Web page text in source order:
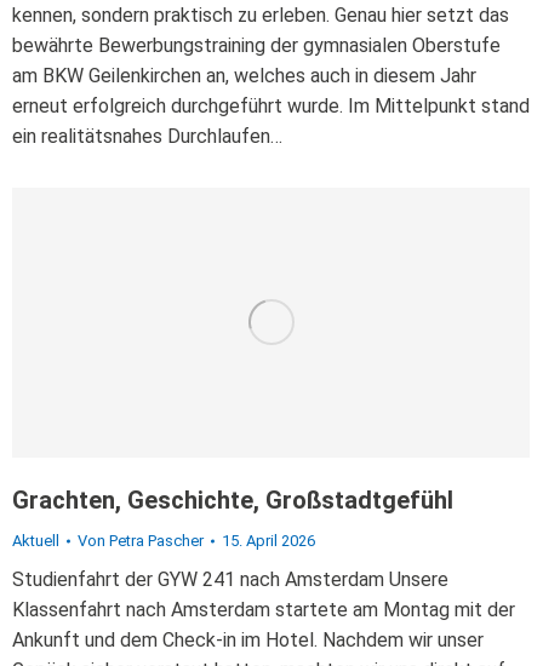
kennen, sondern praktisch zu erleben. Genau hier setzt das
bewährte Bewerbungstraining der gymnasialen Oberstufe
am BKW Geilenkirchen an, welches auch in diesem Jahr
erneut erfolgreich durchgeführt wurde. Im Mittelpunkt stand
ein realitätsnahes Durchlaufen…
Grachten, Geschichte, Großstadtgefühl
Aktuell Von Petra Pascher 15. April 2026
Studienfahrt der GYW 241 nach Amsterdam Unsere
Klassenfahrt nach Amsterdam startete am Montag mit der
Ankunft und dem Check-in im Hotel. Nachdem wir unser